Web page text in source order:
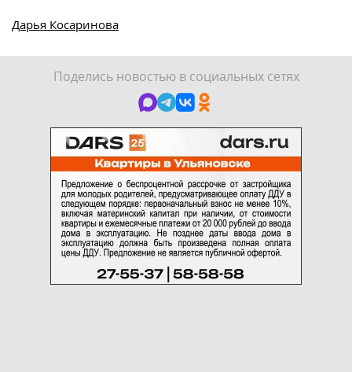
Дарья Косаринова
Поделись новостью в социальных сетях